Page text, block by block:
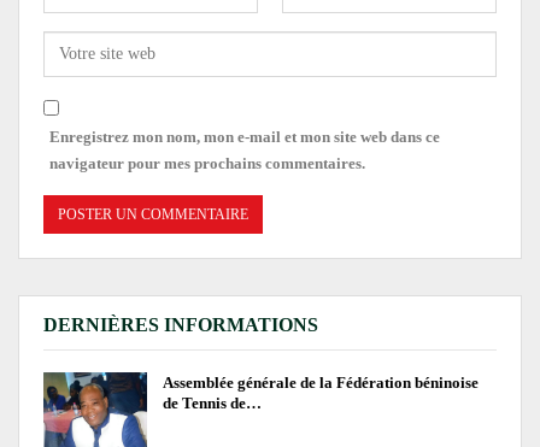
Enregistrez mon nom, mon e-mail et mon site web dans ce
navigateur pour mes prochains commentaires.
DERNIÈRES INFORMATIONS
Assemblée générale de la Fédération béninoise
de Tennis de…